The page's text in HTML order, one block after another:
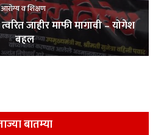
आरोग्य व शिक्षण
जाहीर माफी मागावी – योगेश
बहल
बातम्या